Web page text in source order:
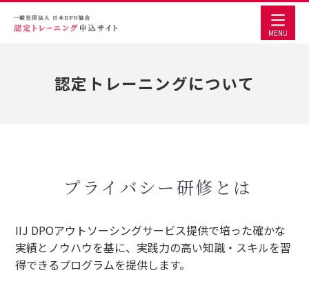
MENU
認定トレーニングについて
プライバシー研修とは
IIJ DPOアウトソーシングサービス提供で培った確かな
実績とノウハウを基に、実践力の高い知識・スキルを習
得できるプログラムを提供します。